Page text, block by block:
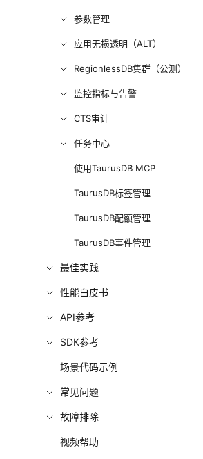
参数管理
应用无损透明（ALT）
RegionlessDB集群（公测）
监控指标与告警
CTS审计
任务中心
使用TaurusDB MCP
TaurusDB标签管理
TaurusDB配额管理
TaurusDB事件管理
最佳实践
性能白皮书
API参考
SDK参考
场景代码示例
常见问题
故障排除
视频帮助